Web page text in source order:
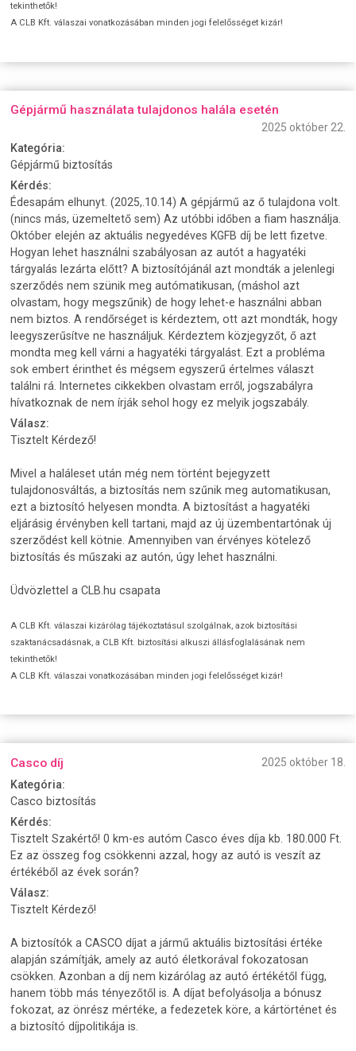
tekinthetők!
A CLB Kft. válaszai vonatkozásában minden jogi felelősséget kizár!
Gépjármű használata tulajdonos halála esetén
2025 október 22.
Kategória:
Gépjármű biztosítás
Kérdés:
Édesapám elhunyt. (2025,.10.14) A gépjármű az ő tulajdona volt.
(nincs más, üzemeltető sem) Az utóbbi időben a fiam használja.
Október elején az aktuális negyedéves KGFB díj be lett fizetve.
Hogyan lehet használni szabályosan az autót a hagyatéki
tárgyalás lezárta előtt? A biztosítójánál azt mondták a jelenlegi
szerződés nem szünik meg autómatikusan, (máshol azt
olvastam, hogy megszűnik) de hogy lehet-e használni abban
nem biztos. A rendőrséget is kérdeztem, ott azt mondták, hogy
leegyszerűsítve ne használjuk. Kérdeztem közjegyzőt, ő azt
mondta meg kell várni a hagyatéki tárgyalást. Ezt a probléma
sok embert érinthet és mégsem egyszerű értelmes választ
találni rá. Internetes cikkekben olvastam erről, jogszabályra
hívatkoznak de nem írják sehol hogy ez melyik jogszabály.
Válasz:
Tisztelt Kérdező!
Mivel a haláleset után még nem történt bejegyzett
tulajdonosváltás, a biztosítás nem szűnik meg automatikusan,
ezt a biztosító helyesen mondta. A biztosítást a hagyatéki
eljárásig érvényben kell tartani, majd az új üzembentartónak új
szerződést kell kötnie. Amennyiben van érvényes kötelező
biztosítás és műszaki az autón, úgy lehet használni.
Üdvözlettel a CLB.hu csapata
A CLB Kft. válaszai kizárólag tájékoztatásul szolgálnak, azok biztosítási
szaktanácsadásnak, a CLB Kft. biztosítási alkuszi állásfoglalásának nem
tekinthetők!
A CLB Kft. válaszai vonatkozásában minden jogi felelősséget kizár!
Casco díj
2025 október 18.
Kategória:
Casco biztosítás
Kérdés:
Tisztelt Szakértő! 0 km-es autóm Casco éves díja kb. 180.000 Ft.
Ez az összeg fog csökkenni azzal, hogy az autó is veszít az
értékéből az évek során?
Válasz:
Tisztelt Kérdező!
A biztosítók a CASCO díjat a jármű aktuális biztosítási értéke
alapján számítják, amely az autó életkorával fokozatosan
csökken. Azonban a díj nem kizárólag az autó értékétől függ,
hanem több más tényezőtől is. A díjat befolyásolja a bónusz
fokozat, az önrész mértéke, a fedezetek köre, a kártörténet és
a biztosító díjpolitikája is.